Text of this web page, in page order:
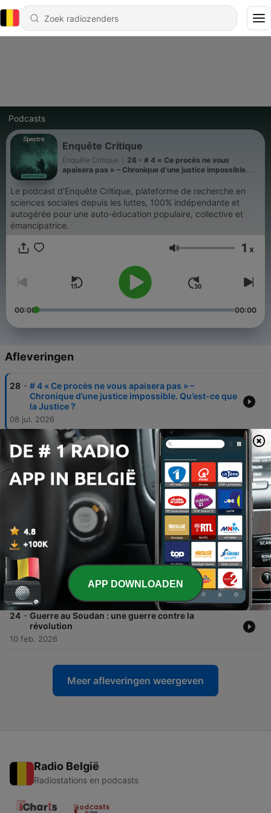
Podcasts
Enquête Critique
Enquête Critique
28 - # 4 « Ce procès ne vous
apaisera pas » – Chronique d’une justice impossible.
Le podcast d'Enquête Critique, plateforme de recherche en
sciences sociales depuis les luttes, 100% indépendante et
autogérée pour une auto-éducation populaire, collective et
émancipatrice.
Volume 1 x
00:00 00:00
Afleveringen
28 - # 4 « Ce procès ne vous apaisera pas » –
Chronique d’une justice impossible. Qu’est-ce que
la Justice ?
08 jul. 2026
27 - # 3 « Ce procès ne vous apaisera pas » –
Chronique d’une justice impossible. Le procureur
et la police : interdépendances délicates.
08 jul. 2026
# 2 « Ce procès ne vous apaisera pas » –
Chronique d’une justice impossible. Le plaquage
ventral sur le banc des accusés.
08 jul. 2026
25 - # 1 « Ce procès ne vous apaisera pas »- Chronique
d’une justice impossible. Les mots et les espaces
de la justice.
08 jul. 2026
24 - Guerre au Soudan : une guerre contre la
révolution
10 feb. 2026
Meer afleveringen weergeven
Radio België
Radiostations en podcasts
APP DOWNLOADEN